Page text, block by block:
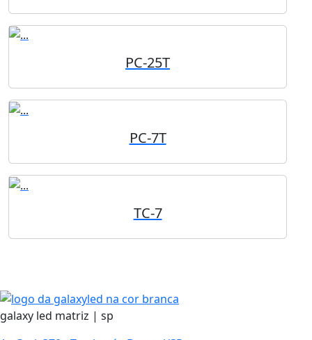
PC-25T
PC-7T
TC-7
galaxy led matriz | sp